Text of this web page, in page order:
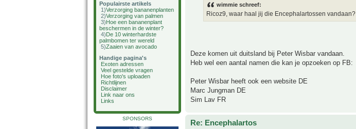
Populairste artikels
1)Verzorging bananenplanten
2)Verzorging van palmen
3)Hoe een bananenplant
beschermen in de winter?
4)De 10 winterhardste
palmbomen ter wereld
5)Zaaien van avocado
Handige pagina's
Exoten adressen
Veel gestelde vragen
Hoe foto's uploaden
Richtlijnen
Disclaimer
Link naar ons
Links
SPONSORS
wimmie schreef:
Ricoz9, waar haal jij die Encephalartossen vandaan?
Deze komen uit duitsland bij Peter Wisbar vandaan.
Heb wel een aantal namen die kan je opzoeken op FB:
Peter Wisbar heeft ook een website DE
Marc Jungman DE
Sim Lav FR
Re: Encephalartos